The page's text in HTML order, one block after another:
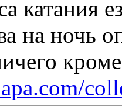
катания
на ночь